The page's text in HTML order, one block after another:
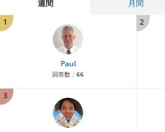
週間 月間
1
Paul
回答数： 66
2
3